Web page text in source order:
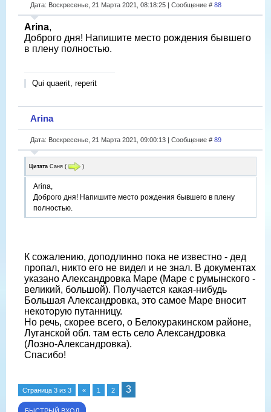
Дата: Воскресенье, 21 Марта 2021, 08:18:25 | Сообщение # 88
Arina,
Доброго дня! Напишите место рождения бывшего
в плену полностью.
Qui quaerit, reperit
Arina
Дата: Воскресенье, 21 Марта 2021, 09:00:13 | Сообщение # 89
Цитата Саня ( )
Arina,
Доброго дня! Напишите место рождения бывшего в плену
полностью.
К сожалению, доподлинно пока не известно - дед
пропал, никто его не видел и не знал. В документах
указано Александровка Маре (Маре с румынского -
великий, большой). Получается какая-нибудь
Большая Александровка, это самое Маре вносит
некоторую путанницу.
Но речь, скорее всего, о Белокуракинском районе,
Луганской обл. там есть село Александровка
(Лозно-Александровка).
Спасибо!
Страница 3 из 3 « 1 2 3